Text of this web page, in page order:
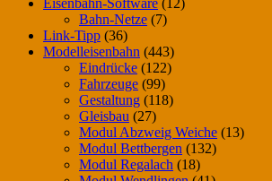
Eisenbahn-Software (12)
Bahn-Netze (7)
Link-Tipp (36)
Modelleisenbahn (443)
Eindrücke (122)
Fahrzeuge (99)
Gestaltung (118)
Gleisbau (27)
Modul Abzweig Weiche (13)
Modul Bettbergen (132)
Modul Regalach (18)